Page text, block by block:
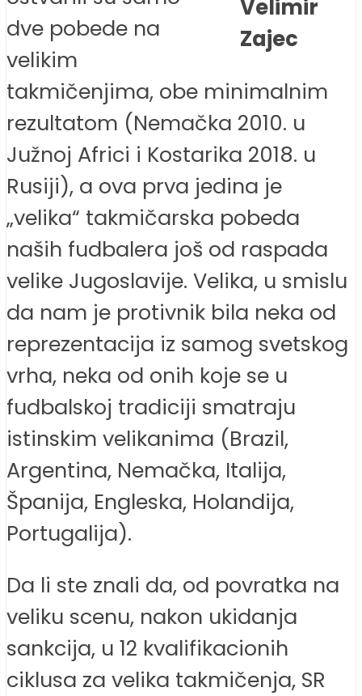
Velimir
Zajec
dve pobede na
velikim
takmičenjima, obe minimalnim
rezultatom (Nemačka 2010. u
Južnoj Africi i Kostarika 2018. u
Rusiji), a ova prva jedina je
„velika“ takmičarska pobeda
naših fudbalera još od raspada
velike Jugoslavije. Velika, u smislu
da nam je protivnik bila neka od
reprezentacija iz samog svetskog
vrha, neka od onih koje se u
fudbalskoj tradiciji smatraju
istinskim velikanima (Brazil,
Argentina, Nemačka, Italija,
Španija, Engleska, Holandija,
Portugalija).
Da li ste znali da, od povratka na
veliku scenu, nakon ukidanja
sankcija, u 12 kvalifikacionih
ciklusa za velika takmičenja, SR